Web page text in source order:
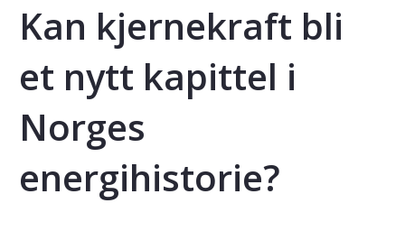
Kan kjernekraft bli
et nytt kapittel i
Norges
energihistorie?